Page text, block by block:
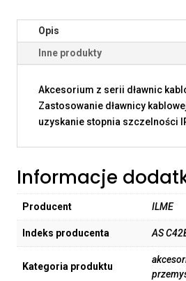
Opis
Inne produkty
Akcesorium z serii dławnic
Zastosowanie dławnicy
uzyskanie stopnia szczelności
Informacje
Producent ILME
Indeks producenta AS
Kategoria produktu